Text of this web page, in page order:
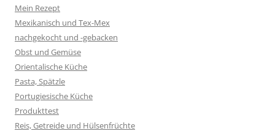
Mein Rezept
Mexikanisch und Tex-Mex
nachgekocht und -gebacken
Obst und Gemüse
Orientalische Küche
Pasta, Spätzle
Portugiesische Küche
Produkttest
Reis, Getreide und Hülsenfrüchte